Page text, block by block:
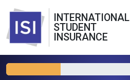
INTERNATIONAL
STUDENT
INSURANCE